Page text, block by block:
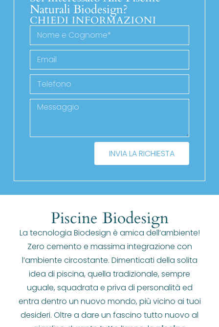
Naturali Biodesign?
CHIEDI INFORMAZIONI
INVIA LA RICHIESTA
Piscine Biodesign
La tecnologia Biodesign è amica dell’ambiente!
Zero cemento e massima integrazione con
l’ambiente circostante. Dimenticati della solita
idea di piscina, quella tradizionale, sempre
uguale, squadrata e priva di personalità ed
entra dentro un nuovo mondo, più vicino ai tuoi
desideri. Oltre a dare un fascino tutto nuovo al